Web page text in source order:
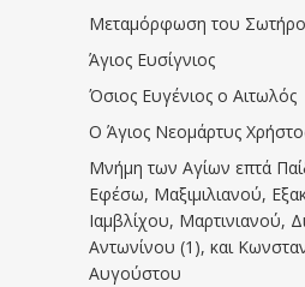
Μεταμόρφωση του
Άγιος Ευσίγνιος
Όσιος Ευγένιος ο Αιτωλός
Ο Άγιος Νεομάρτυς
Μνήμη των Aγίων επτά
Eφέσω, Mαξιμιλιανού,
Iαμβλίχου, Mαρτινιανού,
Aντωνίνου (1), και
Αυγούστου